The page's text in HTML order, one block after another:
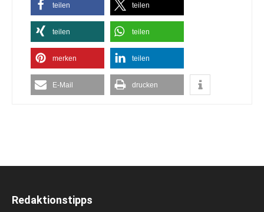
teilen teilen
teilen teilen
merken teilen
E-Mail drucken
Redaktionstipps